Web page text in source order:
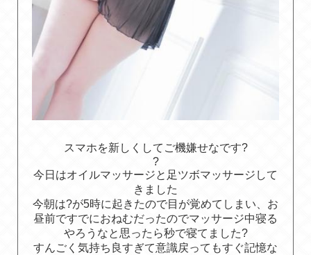
スマホを新しくしてご機嫌せなです?
?
今日はオイルマッサージと足ツボマッサージして
きました
今朝は?が5時に起きたので目が覚めてしまい、お
昼前ですでにおねむだったのでマッサージ中寝る
やろうなと思ったら秒で寝てました?
すんごく気持ち良すぎて意識戻ってもすぐ記憶な